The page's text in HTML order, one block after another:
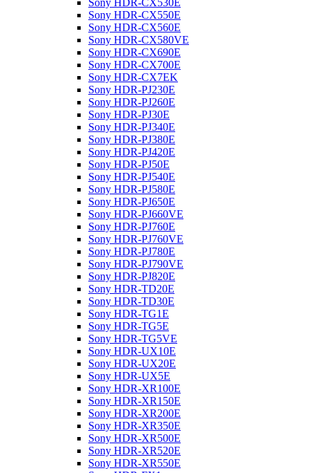
Sony HDR-CX530E
Sony HDR-CX550E
Sony HDR-CX560E
Sony HDR-CX580VE
Sony HDR-CX690E
Sony HDR-CX700E
Sony HDR-CX7EK
Sony HDR-PJ230E
Sony HDR-PJ260E
Sony HDR-PJ30E
Sony HDR-PJ340E
Sony HDR-PJ380E
Sony HDR-PJ420E
Sony HDR-PJ50E
Sony HDR-PJ540E
Sony HDR-PJ580E
Sony HDR-PJ650E
Sony HDR-PJ660VE
Sony HDR-PJ760E
Sony HDR-PJ760VE
Sony HDR-PJ780E
Sony HDR-PJ790VE
Sony HDR-PJ820E
Sony HDR-TD20E
Sony HDR-TD30E
Sony HDR-TG1E
Sony HDR-TG5E
Sony HDR-TG5VE
Sony HDR-UX10E
Sony HDR-UX20E
Sony HDR-UX5E
Sony HDR-XR100E
Sony HDR-XR150E
Sony HDR-XR200E
Sony HDR-XR350E
Sony HDR-XR500E
Sony HDR-XR520E
Sony HDR-XR550E